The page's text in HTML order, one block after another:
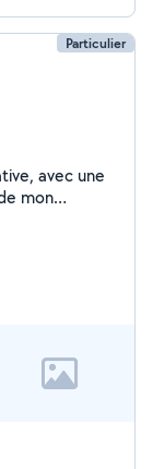
Particulier
avec une
mon
et la
valeur
pour
ou
je suis
passion
à